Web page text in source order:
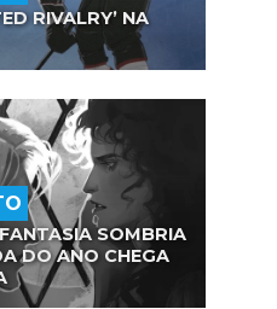
RIVALRY’ NA
FANTASIA SOMBRIA
DO ANO CHEGA